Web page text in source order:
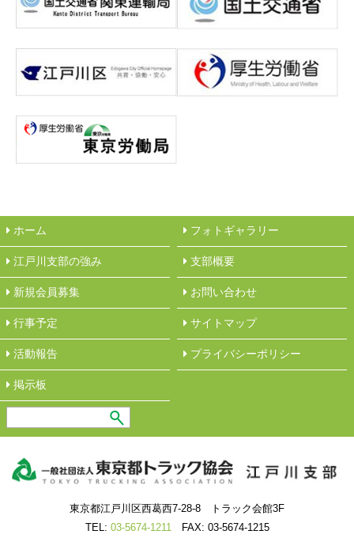
ホーム
江戸川支部の強み
新規会員募集
行事予定
活動報告
︎掲示板
フォトギャラリー
︎支部概要
︎お問い合わせ
サイトマップ
︎プライバシーポリシー
東京都江戸川区西葛西7-28-8 トラック会館3F
TEL: 03-5674-1211 FAX: 03-5674-1215